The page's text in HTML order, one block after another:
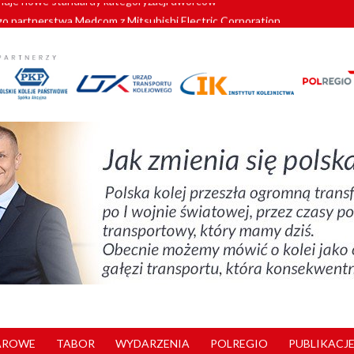
partnerstwa Medcom z Mitsubishi Electric Corporation
znów szuka dostawcy nowych EZT
kolejowych w północnej Wielkopolsce. Łatwiejsze dojazdy do pracy i
nowe standardy kategoryzacji dworców
TABOR WYDARZENIA POLREGIO